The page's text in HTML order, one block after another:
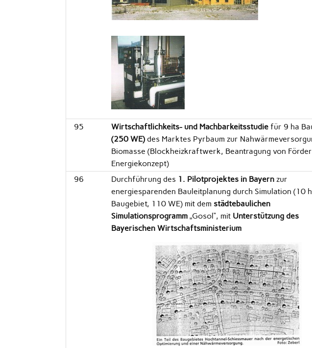
95 Wirtschaftlichkeits- und Machbarkeitsstudiefür 9 ha
(250 WE)des Marktes Pyrbaum zur
Biomasse (Blockheizkraftwerk, Beantragung von
Energiekonzept)
96 Durchführung des1. Pilotprojektes in Bayernzur
energiesparenden Bauleitplanung durch Simulation (10
Baugebiet, 110 WE) mit dem städtebaulichen
Simulationsprogramm„Gosol“, mit Unterstützung des
Bayerischen Wirtschaftsministerium